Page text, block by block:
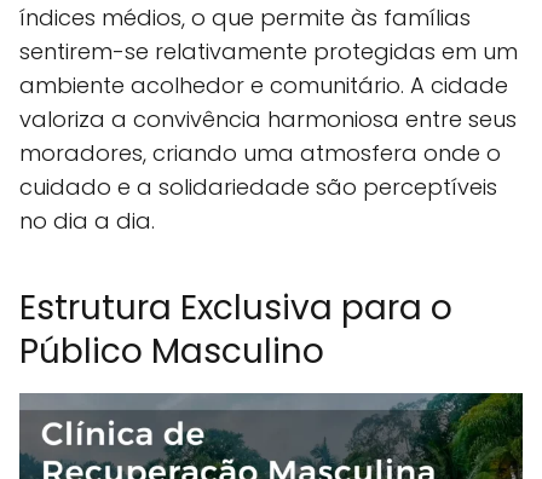
índices médios, o que permite às famílias
sentirem-se relativamente protegidas em um
ambiente acolhedor e comunitário. A cidade
valoriza a convivência harmoniosa entre seus
moradores, criando uma atmosfera onde o
cuidado e a solidariedade são perceptíveis
no dia a dia.
Estrutura Exclusiva para o
Público Masculino